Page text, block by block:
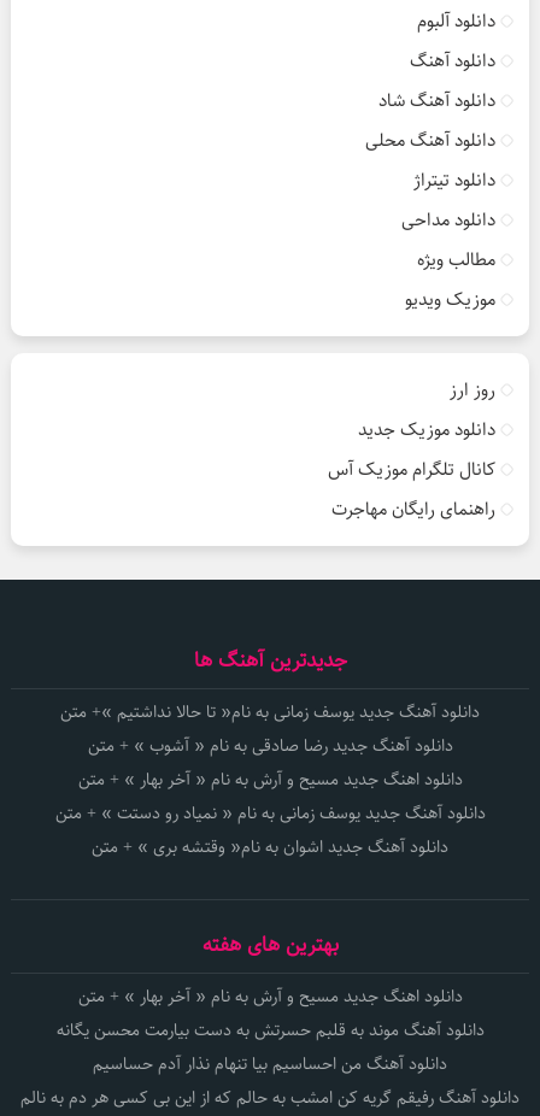
دانلود آلبوم
دانلود آهنگ
دانلود آهنگ شاد
دانلود آهنگ محلی
دانلود تیتراژ
دانلود مداحی
مطالب ویژه
موزیک ویدیو
روز ارز
دانلود موزیک جدید
کانال تلگرام موزیک آس
راهنمای رایگان مهاجرت
جدیدترین آهنگ ها
دانلود آهنگ جدید یوسف زمانی به نام« تا حالا نداشتیم »+ متن
دانلود آهنگ جدید رضا صادقی به نام « آشوب » + متن
دانلود اهنگ جدید مسیح و آرش به نام « آخر بهار » + متن
دانلود آهنگ جدید یوسف زمانی به نام « نمیاد رو دستت » + متن
دانلود آهنگ جدید اشوان به نام« وقتشه بری » + متن
بهترین های هفته
دانلود اهنگ جدید مسیح و آرش به نام « آخر بهار » + متن
دانلود آهنگ موند به قلبم حسرتش به دست بیارمت محسن یگانه
دانلود آهنگ من احساسیم بیا تنهام نذار آدم حساسیم
دانلود آهنگ رفیقم گریه کن امشب به حالم که از این بی کسی هر دم به نالم